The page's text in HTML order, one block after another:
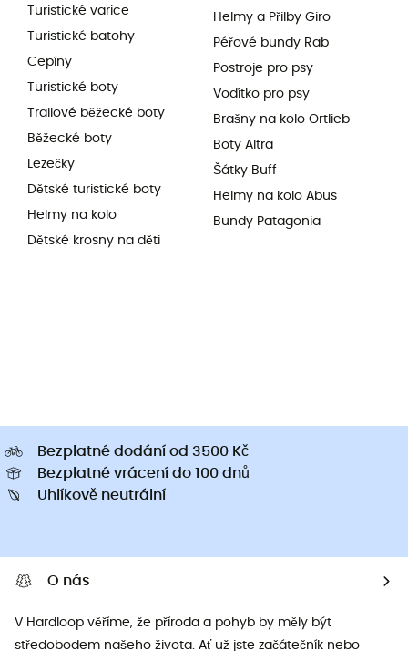
Turistické varice
Turistické batohy
Cepíny
Turistické boty
Trailové běžecké boty
Běžecké boty
Lezečky
Dětské turistické boty
Helmy na kolo
Dětské krosny na děti
Helmy a Přilby Giro
Péřové bundy Rab
Postroje pro psy
Vodítko pro psy
Brašny na kolo Ortlieb
Boty Altra
Šátky Buff
Helmy na kolo Abus
Bundy Patagonia
Bezplatné dodání od 3500 Kč
Bezplatné vrácení do 100 dnů
Uhlíkově neutrální
O nás
V Hardloop věříme, že příroda a pohyb by měly být
středobodem našeho života. Ať už jste začátečník nebo